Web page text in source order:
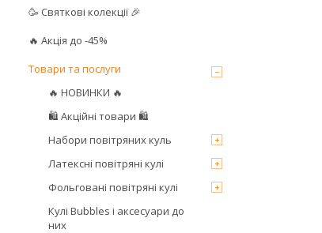
🥳 Святкові колекції 🎉
🔥 Акція до -45%
Товари та послуги
🔥 НОВИНКИ 🔥
🛍 Акційні товари 🛍
Набори повітряних куль
Латексні повітряні кулі
Фольговані повітряні кулі
Кулі Bubbles і аксесуари до
них